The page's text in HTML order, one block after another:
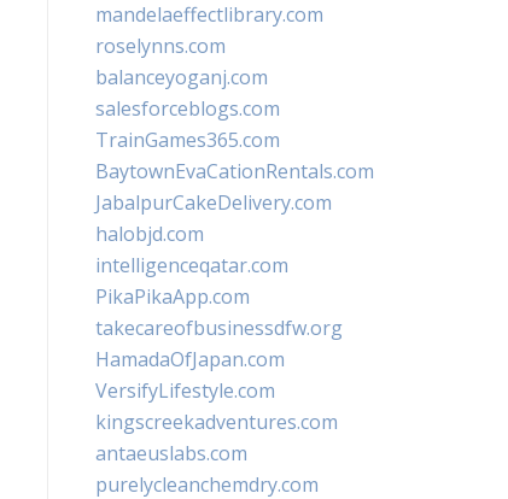
mandelaeffectlibrary.com
roselynns.com
balanceyoganj.com
salesforceblogs.com
TrainGames365.com
BaytownEvaCationRentals.com
JabalpurCakeDelivery.com
halobjd.com
intelligenceqatar.com
PikaPikaApp.com
takecareofbusinessdfw.org
HamadaOfJapan.com
VersifyLifestyle.com
kingscreekadventures.com
antaeuslabs.com
purelycleanchemdry.com